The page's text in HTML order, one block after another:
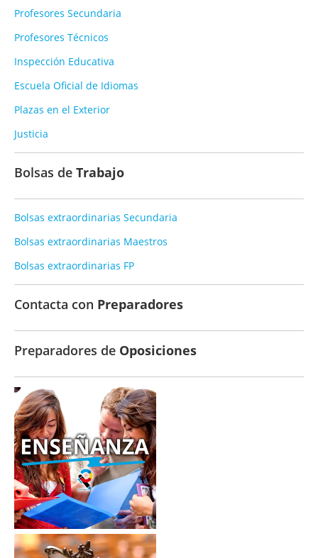
Profesores Secundaria
Profesores Técnicos
Inspección Educativa
Escuela Oficial de Idiomas
Plazas en el Exterior
Justicia
Bolsas de Trabajo
Bolsas extraordinarias Secundaria
Bolsas extraordinarias Maestros
Bolsas extraordinarias FP
Contacta con Preparadores
Preparadores de Oposiciones